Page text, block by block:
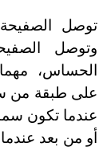
توصل الصفيحة
وتوصل
الحساس،
على طبقة من
عندما تكون
أو من بعد